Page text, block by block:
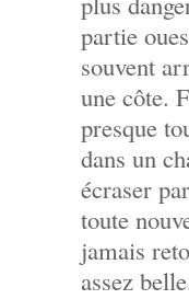
partie
souvent
une côte.
presque
dans un
écraser
toute
jamais
assez